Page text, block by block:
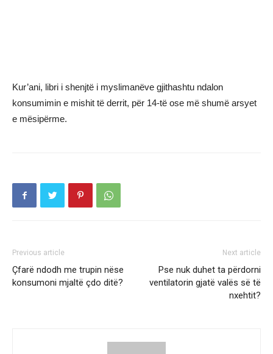
Kur’ani, libri i shenjtë i myslimanëve gjithashtu ndalon
konsumimin e mishit të derrit, për 14-të ose më shumë arsyet
e mësipërme.
Previous article
Çfarë ndodh me trupin nëse
konsumoni mjaltë çdo ditë?
Next article
Pse nuk duhet ta përdorni
ventilatorin gjatë valës së të
nxehtit?